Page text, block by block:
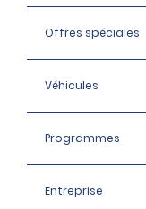
Offres spéciales
Véhicules
Programmes
Entreprise